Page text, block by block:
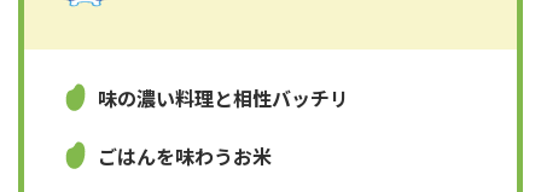
味の濃い料理と相性バッチリ
ごはんを味わうお米